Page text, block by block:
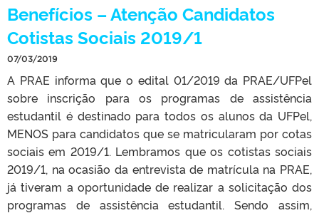
Benefícios – Atenção Candidatos
Cotistas Sociais 2019/1
07/03/2019
A PRAE informa que o edital 01/2019 da PRAE/UFPel
sobre inscrição para os programas de assistência
estudantil é destinado para todos os alunos da UFPel,
MENOS para candidatos que se matricularam por cotas
sociais em 2019/1. Lembramos que os cotistas sociais
2019/1, na ocasião da entrevista de matrícula na PRAE,
já tiveram a oportunidade de realizar a solicitação dos
programas de assistência estudantil. Sendo assim,